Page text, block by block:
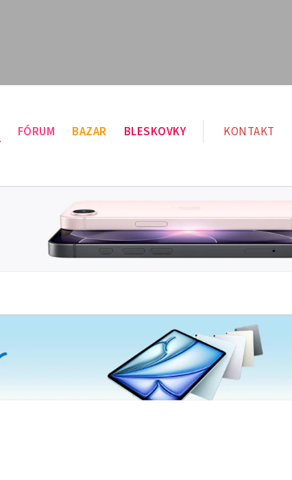
FÓRUM BAZAR BLESKOVKY KONTAKT